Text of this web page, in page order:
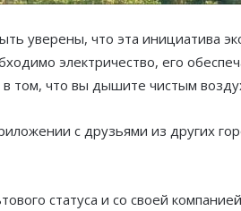
уверены, что эта инициатива
электричество, его
в том, что вы дышите чистым
с друзьями из других
статуса и со своей